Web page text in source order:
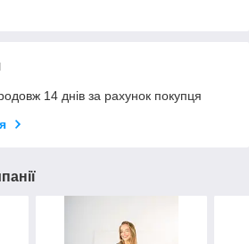
14 днів за рахунок покупця